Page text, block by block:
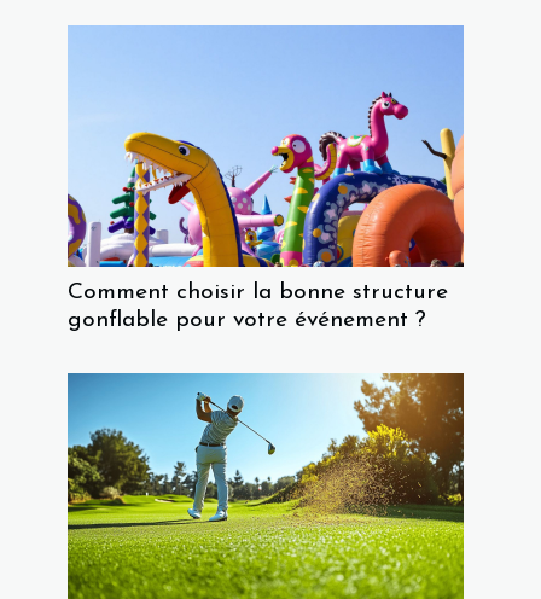
Comment choisir la bonne structure
gonflable pour votre événement ?